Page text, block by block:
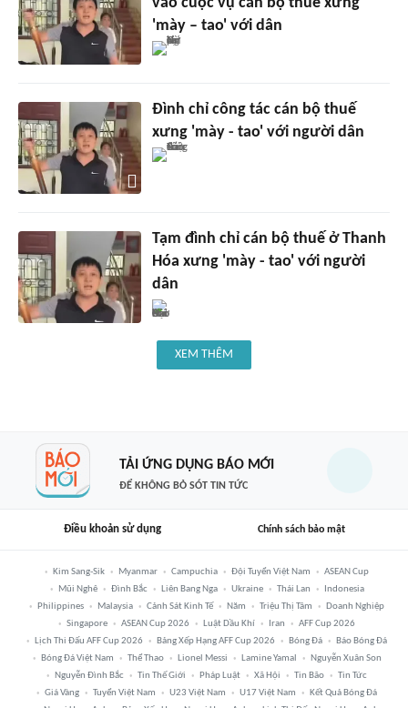
'mày – tao' với dân
Đình chỉ công tác cán bộ thuế
xưng 'mày - tao' với người dân
Tạm đình chỉ cán bộ thuế ở Thanh
Hóa xưng 'mày - tao' với người
dân
XEM THÊM
TẢI ỨNG DỤNG BÁO MỚI
ĐỂ KHÔNG BỎ SÓT TIN TỨC
Điều khoản sử dụng Chính sách bảo mật
Kim Sang-Sik Myanmar Campuchia Đội Tuyển Việt Nam
ASEAN Cup
Mũi Nghê
Đình Bắc Liên Bang Nga Ukraine Thái Lan
Indonesia
Philippines
Malaysia Cảnh Sát Kinh Tế Năm Triệu Thị Tâm
Doanh Nghiệp
Singapore
ASEAN Cup 2026 Luật Dầu Khí Iran
AFF Cup 2026
Lịch Thi Đấu AFF Cup 2026
Bảng Xếp Hạng AFF Cup 2026 Bóng Đá
Báo Bóng Đá
Bóng Đá Việt Nam
Thể Thao Lionel Messi Lamine Yamal
Nguyễn Xuân Son
Nguyễn Đình Bắc
Tin Thế Giới Pháp Luật Xã Hội Tin Bão
Tin Tức
Giá Vàng
Tuyển Việt Nam U23 Việt Nam U17 Việt Nam
Kết Quả Bóng Đá